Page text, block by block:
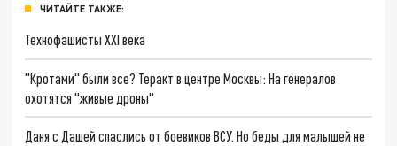
ЧИТАЙТЕ ТАКЖЕ:
Технофашисты XXI века
"Кротами" были все? Теракт в центре Москвы: На генералов
охотятся "живые дроны"
Даня с Дашей спаслись от боевиков ВСУ. Но беды для малышей не